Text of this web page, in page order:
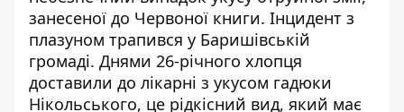
занесеної до Червоної книги. Інцидент з
плазуном трапився у Баришівській
громаді. Днями 26-річного хлопця
доставили до лікарні з укусом гадюки
Нікольського, це рідкісний вид, який має